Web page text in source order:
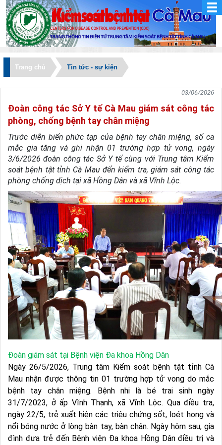
Trang chủ Tin tức - sự kiện
03/06/2026
Đoàn công tác Sở Y tế Cà Mau giám sát công tác
phòng, chống bệnh tay chân miệng
Trước diễn biến phức tạp của bệnh tay chân miệng, số ca
mắc gia tăng và ghi nhận 01 trường hợp tử vong, ngày
3/6/2026 đoàn công tác Sở Y tế cùng với Trung tâm Kiểm
soát bệnh tật tỉnh Cà Mau đến kiểm tra, giám sát công tác
phòng chống dịch tại xã Hồng Dân và xã Vĩnh Lộc.
Đoàn giám sát tại Bệnh viện Đa khoa Hồng Dân
Ngày 26/5/2026, Trung tâm Kiểm soát bệnh tật tỉnh Cà
Mau nhận được thông tin 01 trường hợp tử vong do mắc
bệnh tay chân miệng. Bệnh nhi là bé trai sinh ngày
31/7/2023, ở ấp Vĩnh Thạnh, xã Vĩnh Lộc. Qua điều tra,
ngày 22/5, trẻ xuất hiện các triệu chứng sốt, loét họng và
nổi bóng nước ở lòng bàn tay, bàn chân. Ngày hôm sau, gia
đình đưa trẻ đến Bệnh viện Đa khoa Hồng Dân điều trị và